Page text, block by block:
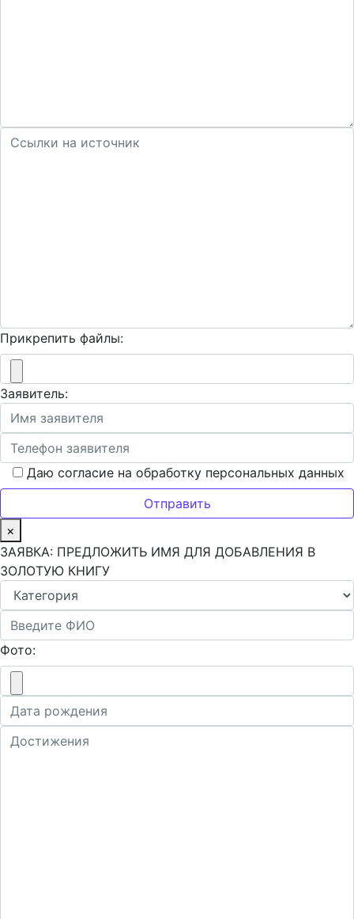
Прикрепить файлы:
Заявитель:
Даю согласие на обработку персональных данных
×
ЗАЯВКА: ПРЕДЛОЖИТЬ ИМЯ ДЛЯ ДОБАВЛЕНИЯ В
ЗОЛОТУЮ КНИГУ
Фото: